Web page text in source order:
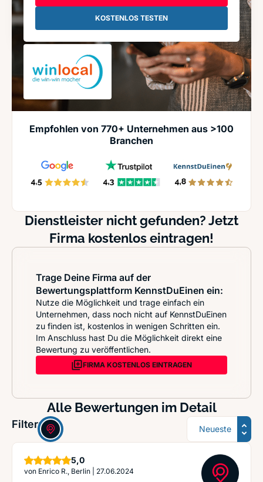
KOSTENLOS TESTEN
Empfohlen von 770+ Unternehmen aus >100
Branchen
Dienstleister nicht gefunden? Jetzt
Firma kostenlos eintragen!
Trage Deine Firma auf der
Bewertungsplattform KennstDuEinen ein:
Nutze die Möglichkeit und trage einfach ein
Unternehmen, dass noch nicht auf KennstDuEinen
zu finden ist, kostenlos in wenigen Schritten ein.
Im Anschluss hast Du die Möglichkeit direkt eine
Bewertung zu veröffentlichen.
FIRMA KOSTENLOS EINTRAGEN
Alle Bewertungen im Detail
Filter: Sortierung
5,0Sterne
von Enrico R., Berlin 27.06.2024